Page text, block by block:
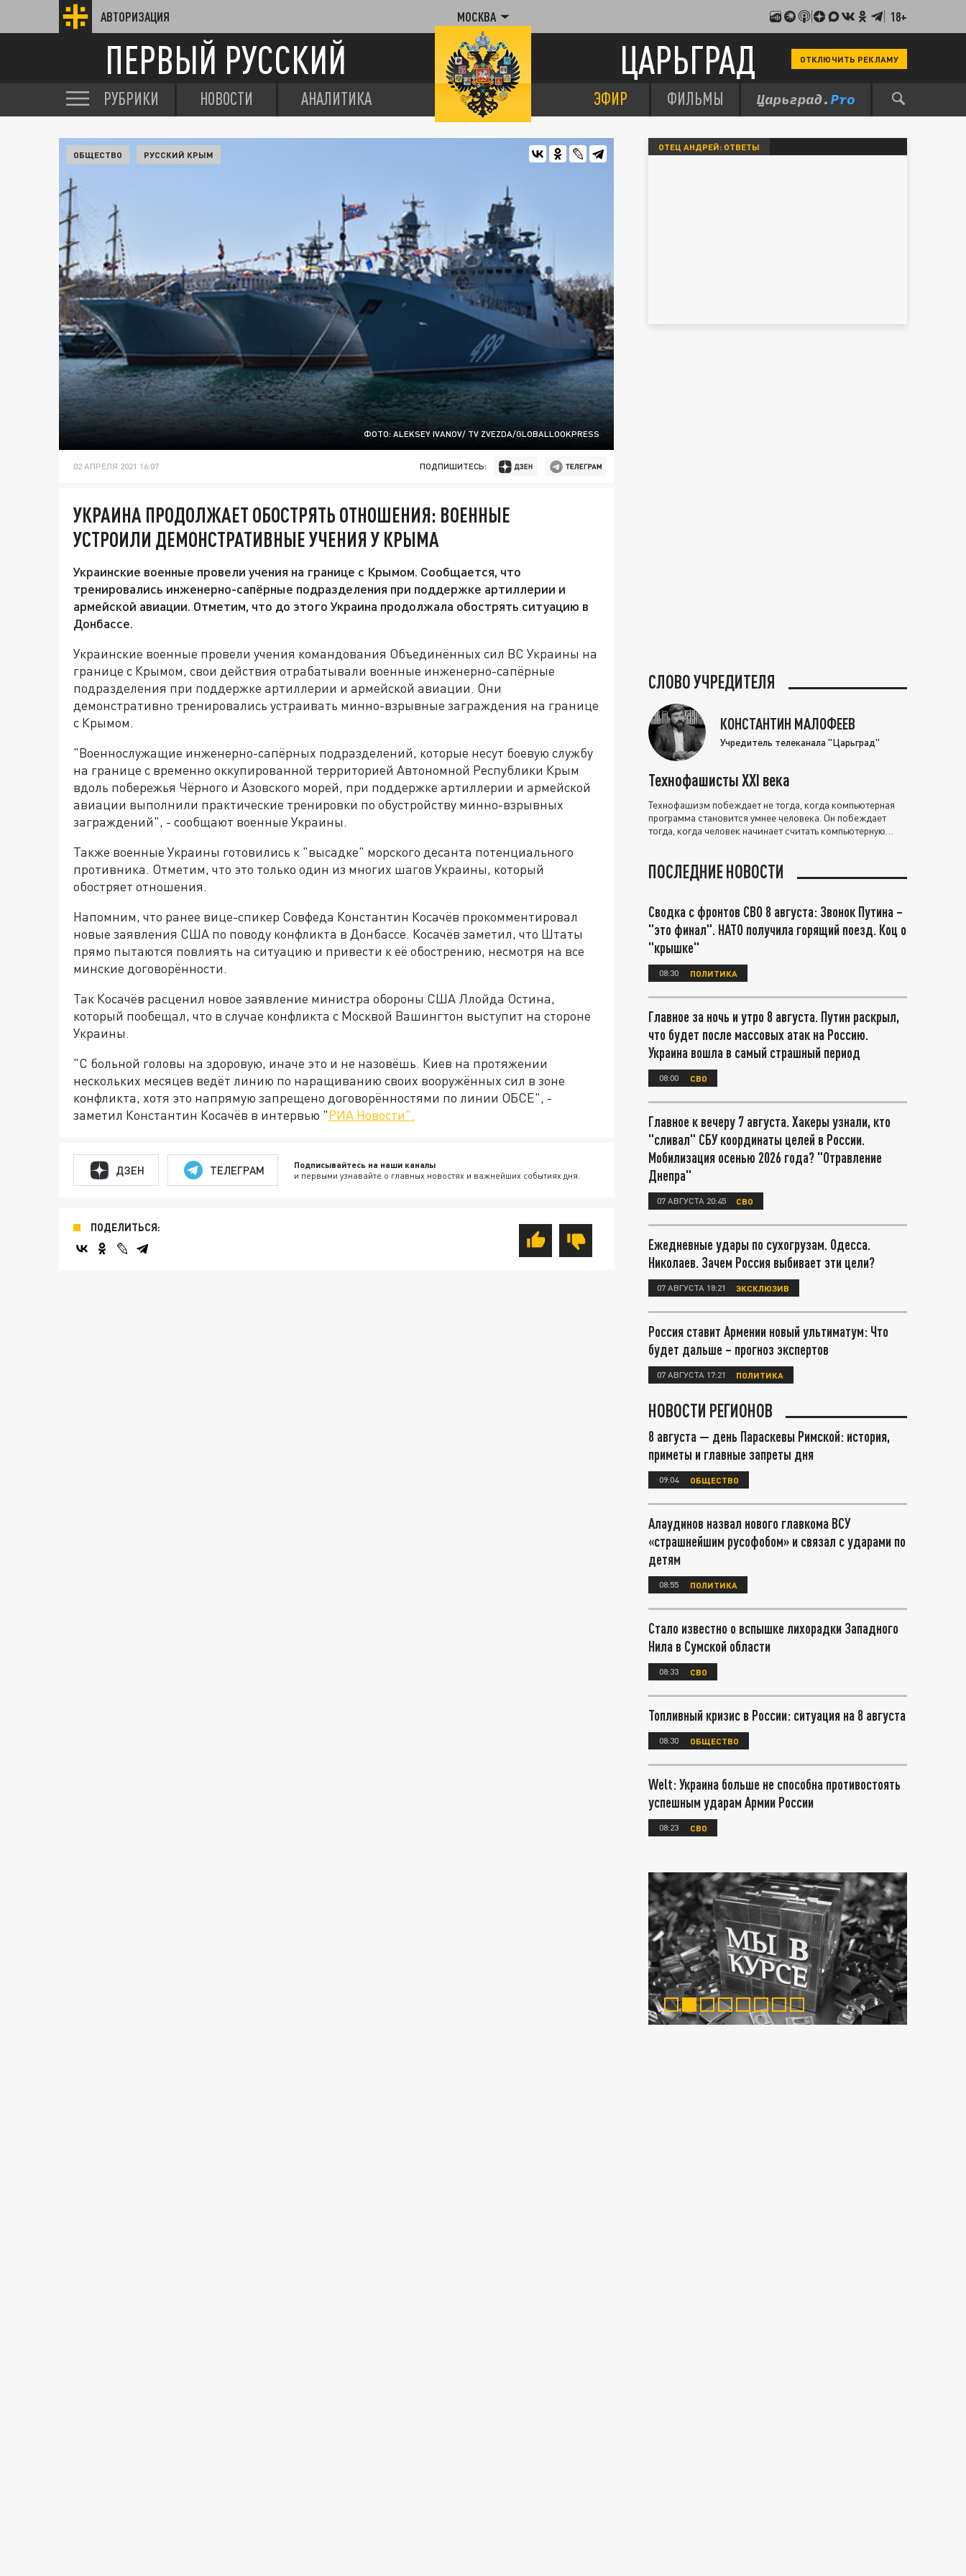
АВТОРИЗАЦИЯ МОСКВА 18+
ПЕРВЫЙ РУССКИЙ ЦАРЬГРАД ОТКЛЮЧИТЬ РЕКЛАМУ
РУБРИКИ НОВОСТИ АНАЛИТИКА ЭФИР ФИЛЬМЫ
ФОТО: ALEKSEY IVANOV/ TV ZVEZDA/GLOBALLOOKPRESS
ОБЩЕСТВО РУССКИЙ КРЫМ
02 АПРЕЛЯ 2021 16:07 ПОДПИШИТЕСЬ:
УКРАИНА ПРОДОЛЖАЕТ ОБОСТРЯТЬ ОТНОШЕНИЯ: ВОЕННЫЕ
УСТРОИЛИ ДЕМОНСТРАТИВНЫЕ УЧЕНИЯ У КРЫМА
Украинские военные провели учения на границе с Крымом. Сообщается, что
тренировались инженерно-сапёрные подразделения при поддержке артиллерии и
армейской авиации. Отметим, что до этого Украина продолжала обострять ситуацию в
Донбассе.
Украинские военные провели учения командования Объединённых сил ВС Украины на
границе с Крымом, свои действия отрабатывали военные инженерно-сапёрные
подразделения при поддержке артиллерии и армейской авиации. Они
демонстративно тренировались устраивать минно-взрывные заграждения на границе
с Крымом.
"Военнослужащие инженерно-сапёрных подразделений, которые несут боевую службу
на границе с временно оккупированной территорией Автономной Республики Крым
вдоль побережья Чёрного и Азовского морей, при поддержке артиллерии и армейской
авиации выполнили практические тренировки по обустройству минно-взрывных
заграждений", - сообщают военные Украины.
Также военные Украины готовились к "высадке" морского десанта потенциального
противника. Отметим, что это только один из многих шагов Украины, который
обостряет отношения.
Напомним, что ранее вице-спикер Совфеда Константин Косачёв прокомментировал
новые заявления США по поводу конфликта в Донбассе. Косачёв заметил, что Штаты
прямо пытаются повлиять на ситуацию и привести к её обострению, несмотря на все
минские договорённости.
Так Косачёв расценил новое заявление министра обороны США Ллойда Остина,
который пообещал, что в случае конфликта с Москвой Вашингтон выступит на стороне
Украины.
"С больной головы на здоровую, иначе это и не назовёшь. Киев на протяжении
нескольких месяцев ведёт линию по наращиванию своих вооружённых сил в зоне
конфликта, хотя это напрямую запрещено договорённостями по линии ОБСЕ", -
заметил Константин Косачёв в интервью "РИА Новости".
ДЗЕН ТЕЛЕГРАМ Подписывайтесь на наши каналы
и первыми узнавайте о главных новостях и важнейших событиях дня.
ПОДЕЛИТЬСЯ:
ОТЕЦ АНДРЕЙ: ОТВЕТЫ
СЛОВО УЧРЕДИТЕЛЯ
КОНСТАНТИН МАЛОФЕЕВ
Учредитель телеканала "Царьград"
Технофашисты XXI века
Технофашизм побеждает не тогда, когда компьютерная
программа становится умнее человека. Он побеждает
тогда, когда человек начинает считать компьютерную
ПОСЛЕДНИЕ НОВОСТИ
Сводка с фронтов СВО 8 августа: Звонок Путина –
"это финал". НАТО получила горящий поезд. Коц о
"крышке"
08:30 ПОЛИТИКА
Главное за ночь и утро 8 августа. Путин раскрыл,
что будет после массовых атак на Россию.
Украина вошла в самый страшный период
08:00 СВО
Главное к вечеру 7 августа. Хакеры узнали, кто
"сливал" СБУ координаты целей в России.
Мобилизация осенью 2026 года? "Отравление
Днепра"
07 АВГУСТА 20:45 СВО
Ежедневные удары по сухогрузам. Одесса.
Николаев. Зачем Россия выбивает эти цели?
07 АВГУСТА 18:21 ЭКСКЛЮЗИВ
Россия ставит Армении новый ультиматум: Что
будет дальше – прогноз экспертов
07 АВГУСТА 17:21 ПОЛИТИКА
НОВОСТИ РЕГИОНОВ
8 августа — день Параскевы Римской: история,
приметы и главные запреты дня
09:04 ОБЩЕСТВО
Алаудинов назвал нового главкома ВСУ
«страшнейшим русофобом» и связал с ударами по
детям
08:55 ПОЛИТИКА
Стало известно о вспышке лихорадки Западного
Нила в Сумской области
08:33 СВО
Топливный кризис в России: ситуация на 8 августа
08:30 ОБЩЕСТВО
Welt: Украина больше не способна противостоять
успешным ударам Армии России
08:23 СВО